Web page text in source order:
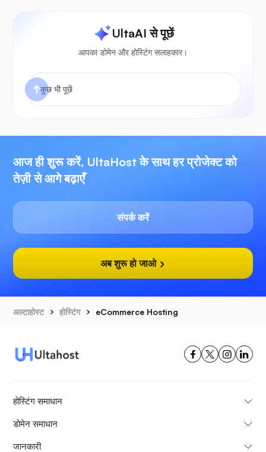
UltaAI से पूछें
आपका डोमेन और होस्टिंग सलाहकार।
आज ही शुरू करें, UltaHost के साथ हर प्रोजेक्ट को
तेज़ी से आगे बढ़ाएँ
संपर्क करें
अब शुरू हो जाओ
अल्टाहोस्ट होस्टिंग eCommerce Hosting
होस्टिंग समाधान
डोमेन समाधान
जानकारी